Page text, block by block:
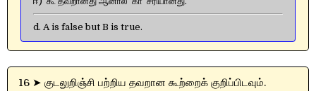
d. A is false but B is true.
16 ➤ குடலுறிஞ்சி பற்றிய தவறான கூற்றைக் குறிப்பிடவும்.